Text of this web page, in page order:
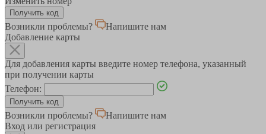
Возникли проблемы?
Напишите нам
Добавление карты
Для добавления карты введите номер телефона, указанный
при получении карты
Телефон:
Возникли проблемы?
Напишите нам
Вход или регистрация